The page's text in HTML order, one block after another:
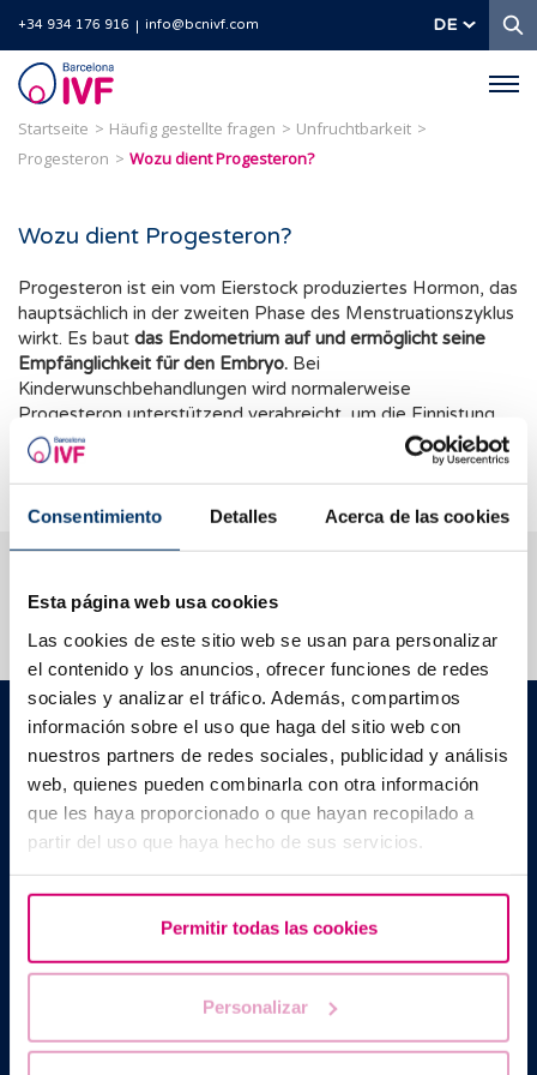
Consentimiento Detalles Acerca de las cookies
Esta página web usa cookies
Las cookies de este sitio web se usan para personalizar
el contenido y los anuncios, ofrecer funciones de redes
sociales y analizar el tráfico. Además, compartimos
información sobre el uso que haga del sitio web con
nuestros partners de redes sociales, publicidad y análisis
web, quienes pueden combinarla con otra información
que les haya proporcionado o que hayan recopilado a
partir del uso que haya hecho de sus servicios.
Permitir todas las cookies
Personalizar
+34 934 176 916 info@bcnivf.com DE
Barcelona
IVF
Startseite Häufig gestellte fragen
Unfruchtbarkeit
Progesteron
Wozu dient Progesteron?
Wozu dient Progesteron?
Progesteron ist ein vom Eierstock produziertes Hormon, das
hauptsächlich in der zweiten Phase des Menstruationszyklus
wirkt. Es baut das Endometrium auf und ermöglicht seine
Empfänglichkeit für den Embryo. Bei
Kinderwunschbehandlungen wird normalerweise
Progesteron unterstützend verabreicht, um die Einnistung
des Embryos zu fördern und die Schwangerschaft zu
erhalten.
Barcelona IVF
C./ Escoles Pies, 103. 08017 - Barcelona (Spanien)
+34 934 176 916
info@bcnivf.com
Barcelona IVF ist ein von der Generalitat de Catalunya
anerkanntes Gesundheitszentrum und als Zentrum für humane